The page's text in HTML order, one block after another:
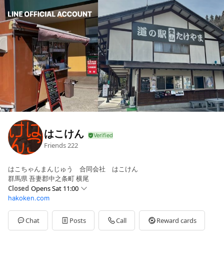
はこけん
Friends222
はこちゃんまんじゅう 合同会社 はこけん
群馬県 吾妻郡中之条町 横尾
Closed Opens Sat 11:00
Sun11:00 - 16:00
Mon11:00 - 16:00
Tue11:00 - 16:00
Wed11:00 - 16:00
hakoken.com
Chat Posts Call Reward cards